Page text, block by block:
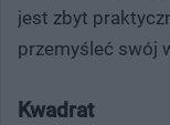
jest zbyt
przemyśleć swój
Kwadrat